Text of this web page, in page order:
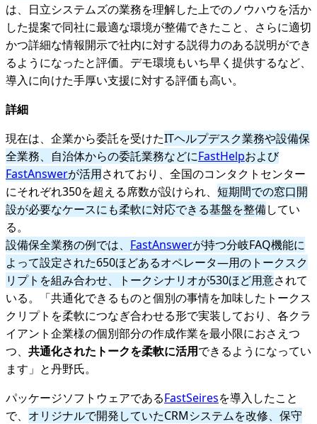
は、日立システムズの業務を理解した上でのノウハウを活か
した提案で同社に最適な環境が整備できたこと、さらに適切
かつ詳細な情報開示で社内に対する説得力のある説明ができ
るようになったと評価。デモ環境もいち早く提供するなど、
導入に向けた手厚い支援に対する評価も高い。
詳細
現在は、企業から委託を受けたITヘルプデスク業務や設備保
全業務、自治体からの委託業務などにFastHelpおよび
FastAnswerが活用されており、全国のコンタクトセンター
にそれぞれ350を超える席数が設けられ、 短期間での窓口開
設が必要なケースにも柔軟に対応できる基盤を整備してい
る。
設備保全業務の例では、 FastAnswerが持つ分岐FAQ機能に
よって設定された650ほどあるオペレータ―用のトークスク
リプトを組み合わせ、トークシナリオが530ほど用意されて
いる。「共通化できるものと個別の事情を加味したトークス
クリプトを柔軟につなぎ合わせる形で実装しており、各クラ
イアント企業様の個別部分の作成作業を最小限におさえつ
つ、 共通化されたトークを柔軟に活用できるようになってい
ます」と丹野氏。
パッケージソフトウェアであるFastSeiresを導入したこと
で、 オリジナルで開発していたCRMシステムを改修、保守